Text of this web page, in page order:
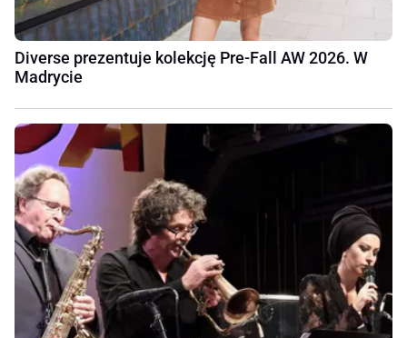
Diverse prezentuje kolekcję Pre-Fall AW 2026. W
Madrycie